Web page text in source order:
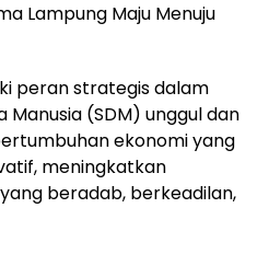
Lampung Maju Menuju
peran strategis dalam
(SDM) unggul dan
ekonomi yang
meningkatkan
beradab, berkeadilan,